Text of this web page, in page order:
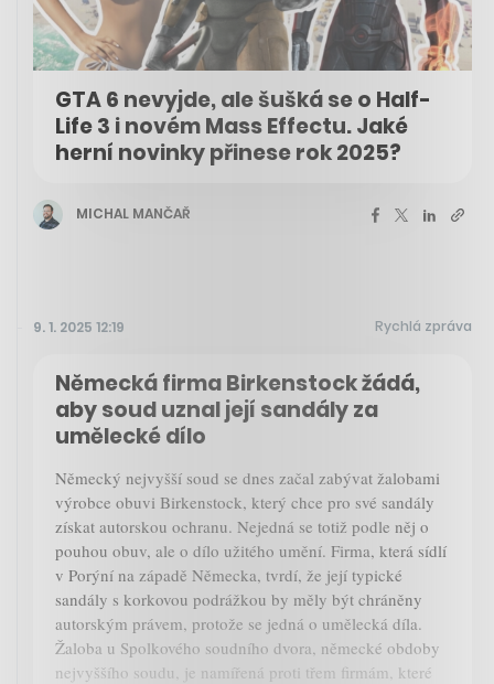
GTA 6 nevyjde, ale šušká se o Half-
Life 3 i novém Mass Effectu. Jaké
herní novinky přinese rok 2025?
MICHAL MANČAŘ
9. 1. 2025 12:19 Rychlá zpráva
Německá firma Birkenstock žádá,
aby soud uznal její sandály za
umělecké dílo
Německý nejvyšší soud se dnes začal zabývat žalobami
výrobce obuvi Birkenstock, který chce pro své sandály
získat autorskou ochranu. Nejedná se totiž podle něj o
pouhou obuv, ale o dílo užitého umění. Firma, která sídlí
v Porýní na západě Německa, tvrdí, že její typické
sandály s korkovou podrážkou by měly být chráněny
autorským právem, protože se jedná o umělecká díla.
Žaloba u Spolkového soudního dvora, německé obdoby
nejvyššího soudu, je namířená proti třem firmám, které